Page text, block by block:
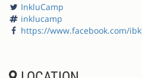
InkluCamp
inklucamp
https://www.facebook.com/